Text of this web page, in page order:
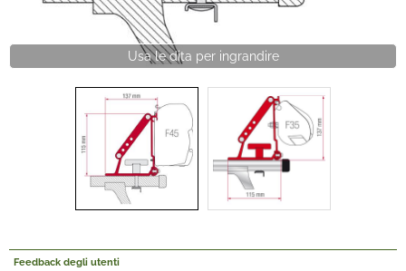
Convenzioni
La nostra Officina
Veicoli Pronta consegna
Lavora Con Noi
Usa le dita per ingrandire
Feedback degli utenti